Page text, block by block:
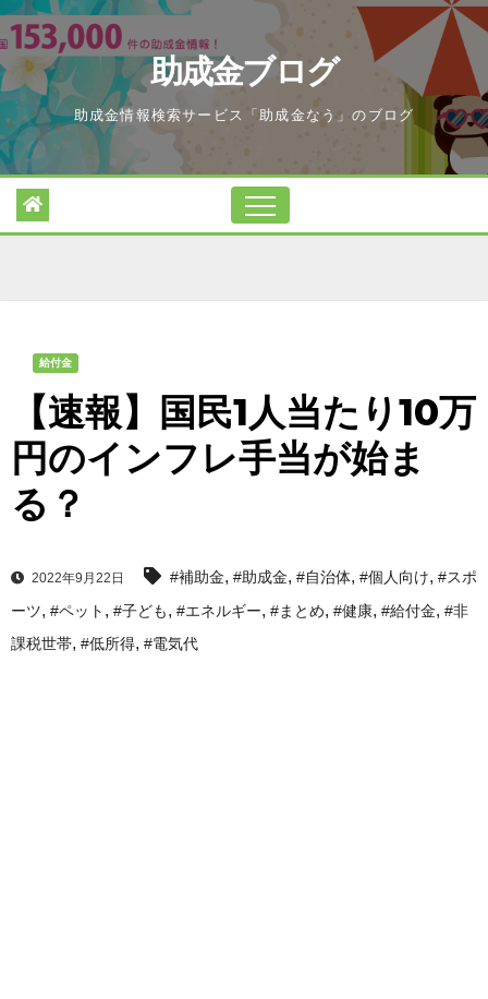
Skip
to
content
助成金ブログ
助成金情報検索サービス「助成金なう」のブログ
給付金
【速報】国民1人当たり10万
円のインフレ手当が始ま
る？
2022年9月22日 #補助金, #助成金, #自治体, #個人向け, #スポ
ーツ, #ペット , #子ども, #エネルギー, #まとめ, #健康, #給付金, #非
課税世帯, #低所得, #電気代